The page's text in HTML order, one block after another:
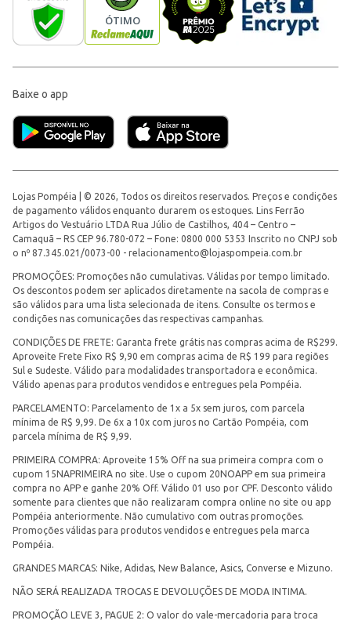
Baixe o app
Lojas Pompéia | © 2026, Todos os direitos reservados. Preços e condições
de pagamento válidos enquanto durarem os estoques. Lins Ferrão
Artigos do Vestuário LTDA Rua Júlio de Castilhos, 404 – Centro –
Camaquã – RS CEP 96.780-072 – Fone: 0800 000 5353 Inscrito no CNPJ sob
o nº 87.345.021/0073-00 - relacionamento@lojaspompeia.com.br
PROMOÇÕES: Promoções não cumulativas. Válidas por tempo limitado.
Os descontos podem ser aplicados diretamente na sacola de compras e
são válidos para uma lista selecionada de itens. Consulte os termos e
condições nas comunicações das respectivas campanhas.
CONDIÇÕES DE FRETE: Garanta frete grátis nas compras acima de R$299.
Aproveite Frete Fixo R$ 9,90 em compras acima de R$ 199 para regiões
Sul e Sudeste. Válido para modalidades transportadora e econômica.
Válido apenas para produtos vendidos e entregues pela Pompéia.
PARCELAMENTO: Parcelamento de 1x a 5x sem juros, com parcela
mínima de R$ 9,99. De 6x a 10x com juros no Cartão Pompéia, com
parcela mínima de R$ 9,99.
PRIMEIRA COMPRA: Aproveite 15% Off na sua primeira compra com o
cupom 15NAPRIMEIRA no site. Use o cupom 20NOAPP em sua primeira
compra no APP e ganhe 20% Off. Válido 01 uso por CPF. Desconto válido
somente para clientes que não realizaram compra online no site ou app
Pompéia anteriormente. Não cumulativo com outras promoções.
Promoções válidas para produtos vendidos e entregues pela marca
Pompéia.
GRANDES MARCAS: Nike, Adidas, New Balance, Asics, Converse e Mizuno.
NÃO SERÁ REALIZADA TROCAS E DEVOLUÇÕES DE MODA INTIMA.
PROMOÇÃO LEVE 3, PAGUE 2: O valor do vale-mercadoria para troca